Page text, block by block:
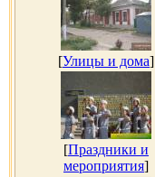
[Улицы и дома]
[Праздники и
мероприятия]